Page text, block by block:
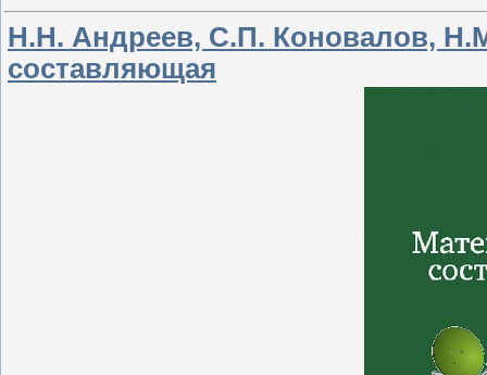
Н.Н. Андреев, С.П. Коновалов,
составляющая